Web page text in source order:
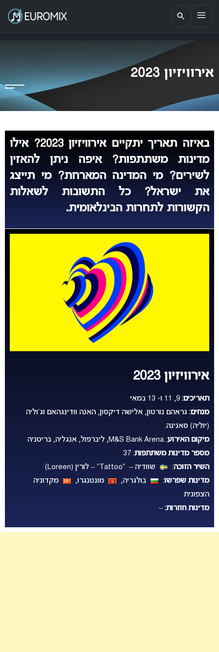
EUROMIX
אתר הבית של האירוויזיון בישראל
אירוויזיון 2023
באיזה תאריך יתקיים אירוויזיון 2023? אילו
מדינות משתתפות? איפה ניתן להאזין
לשירים? מי המדינה המארחת? מי תייצג
את ישראל? כל התשובות לשאלות
הקשורות לתחרות הבינלאומית.
אירוויזיון 2023
תאריכים:
מנחים: גראהם נורטון, אלישה דיקסון, האנה וודינגהאם וג’וליה
(יוליה) סאנינה.
מיקום האירוע: M&S Bank Arena, ליברפול, אנגליה, בריטניה
מספר מדינות משתתפות: 37
השיר הזוכה:
שוודיה – “Tattoo” – לורין (Loreen)
מדינות שפרשו: בולגריה, מונטנגרו,
מקדוניה
הצפונית
מדינות חוזרות: –